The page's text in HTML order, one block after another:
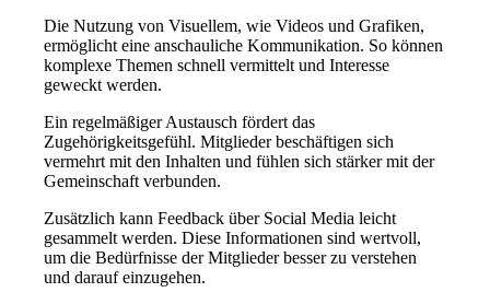
Die Nutzung von Visuellem, wie Videos und Grafiken,
ermöglicht eine anschauliche Kommunikation. So können
komplexe Themen schnell vermittelt und Interesse
geweckt werden.
Ein regelmäßiger Austausch fördert das
Zugehörigkeitsgefühl. Mitglieder beschäftigen sich
vermehrt mit den Inhalten und fühlen sich stärker mit der
Gemeinschaft verbunden.
Zusätzlich kann Feedback über Social Media leicht
gesammelt werden. Diese Informationen sind wertvoll,
um die Bedürfnisse der Mitglieder besser zu verstehen
und darauf einzugehen.